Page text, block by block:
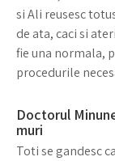
si Ali reusesc
de ata, caci si
fie una normala,
procedurile
Doctorul
muri
Toti se gandesc